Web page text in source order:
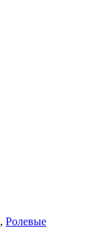
, Ролевые